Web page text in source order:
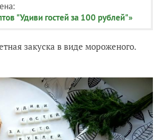
"Удиви гостей за 100 рублей"»
закуска в виде мороженого.